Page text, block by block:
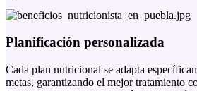
Planificación personalizada
Cada plan nutricional se adapta
metas, garantizando el mejor tratamiento